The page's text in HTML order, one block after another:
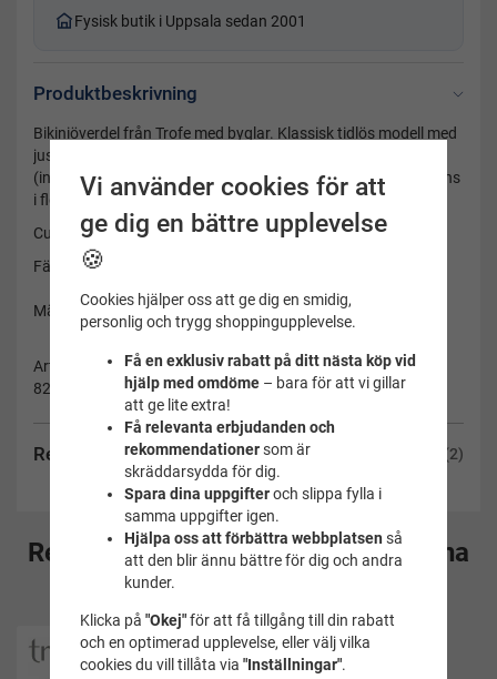
Fysisk butik i Uppsala sedan 2001
Produktbeskrivning
Recensioner (2)
Bikiniöverdel från Trofe med byglar. Klassisk tidlös modell med
justerbara axelband. Modellen har ett foder över hela kupan
(ingen vaddering) Bredden mellan kuporna är c,a 6,5 cm. Finns
i flera olika kupstorlekar.
Cupa: B
Färg: Svart
Märke: Trofé
Artikelnummer:
82202C-48
Rekommenderade tillbehör till denna
Vi använder cookies för att
ge dig en bättre upplevelse
🍪
Cookies hjälper oss att ge dig en smidig,
personlig och trygg shoppingupplevelse.
Få en exklusiv rabatt på ditt nästa köp vid
hjälp med omdöme– bara för att vi gillar
att ge lite extra!
Få relevanta erbjudanden och
rekommendationersom är
skräddarsydda för dig.
Spara dina uppgifteroch slippa fylla i
samma uppgifter igen.
Hjälpa oss att förbättra webbplatsen så
att den blir ännu bättre för dig och andra
kunder.
Klicka på "Okej"för att få tillgång till din rabatt
och en optimerad upplevelse, eller välj vilka
cookies du vill tillåta via "Inställningar".